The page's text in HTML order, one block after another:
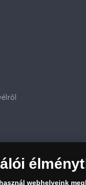
webhelyeink